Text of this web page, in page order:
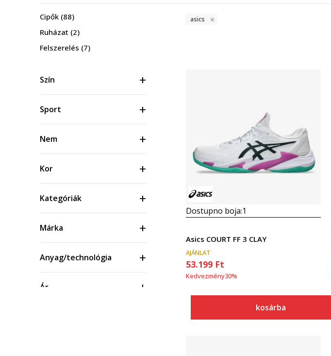
Cipők (88)
Ruházat (2)
Felszerelés (7)
Szín
Sport
Nem
Kor
Kategóriák
Márka
Anyag/technológia
Ár
asics
Összehasonlítás
Dostupno boja:1
Asics COURT FF 3 CLAY
AJÁNLAT
53.199 Ft
Kedvezmény30%
kosárba